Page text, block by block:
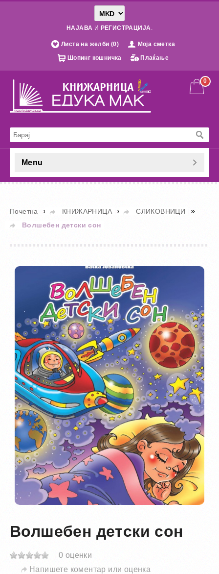
НАЈАВА И РЕГИСТРАЦИЈА.
Листа на желби (0)
Моја сметка
Шопинг кошничка
Плаќање
0
Menu
Почетна » КНИЖАРНИЦА » СЛИКОВНИЦИ »
Волшебен детски сон
Волшебен детски сон
0 оценки
Напишете коментар или оценка